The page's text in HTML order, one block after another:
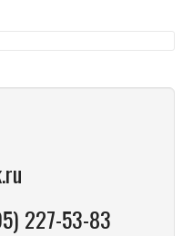
227-53-83